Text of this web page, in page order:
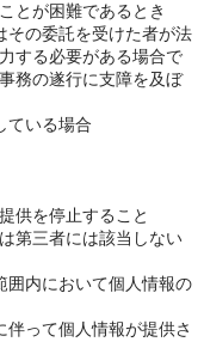
とが困難であるとき
その委託を受けた者が法
する必要がある場合で
務の遂行に支障を及ぼ
ている場合
供を停止すること
第三者には該当しない
囲内において個人情報の
伴って個人情報が提供さ